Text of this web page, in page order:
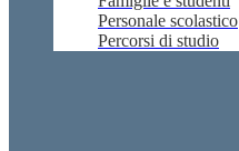
Personale scolastico
Percorsi di studio